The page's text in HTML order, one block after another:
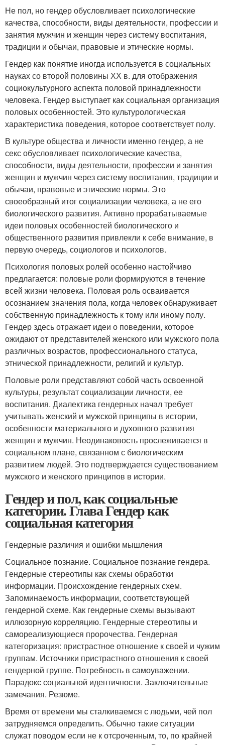
Не пол, но гендер обусловливает психологические
качества, способности, виды деятельности, профессии и
занятия мужчин и женщин через систему воспитания,
традиции и обычаи, правовые и этические нормы.
Гендер как понятие иногда используется в социальных
науках со второй половины ХХ в. для отображения
социокультурного аспекта половой принадлежности
человека. Гендер выступает как социальная организация
половых особенностей. Это культурологическая
характеристика поведения, которое соответствует полу.
В культуре общества и личности именно гендер, а не
секс обусловливает психологические качества,
способности, виды деятельности, профессии и занятия
женщин и мужчин через систему воспитания, традиции и
обычаи, правовые и этические нормы. Это
своеобразный итог социализации человека, а не его
биологического развития. Активно прорабатываемые
идеи половых особенностей биологического и
общественного развития привлекли к себе внимание, в
первую очередь, социологов и психологов.
Психология половых ролей особенно настойчиво
предлагается: половые роли формируются в течение
всей жизни человека. Половая роль осваивается
осознанием значения пола, когда человек обнаруживает
собственную принадлежность к тому или иному полу.
Гендер здесь отражает идеи о поведении, которое
ожидают от представителей женского или мужского пола
различных возрастов, профессионального статуса,
этнической принадлежности, религий и культур.
Половые роли представляют собой часть освоенной
культуры, результат социализации личности, ее
воспитания. Диалектика гендерных начал требует
учитывать женский и мужской принципы в истории,
особенности материального и духовного развития
женщин и мужчин. Неодинаковость прослеживается в
социальном плане, связанном с биологическим
развитием людей. Это подтверждается существованием
мужского и женского принципов в истории.
Гендер и пол, как социальные
категории. Глава Гендер как
социальная категория
Гендерные различия и ошибки мышления
Социальное познание. Социальное познание гендера.
Гендерные стереотипы как схемы обработки
информации. Происхождение гендерных схем.
Запоминаемость информации, соответствующей
гендерной схеме. Как гендерные схемы вызывают
иллюзорную корреляцию. Гендерные стереотипы и
самореализующиеся пророчества. Гендерная
категоризация: пристрастное отношение к своей и чужим
группам. Источники пристрастного отношения к своей
гендерной группе. Потребность в самоуважении.
Парадокс социальной идентичности. Заключительные
замечания. Резюме.
Время от времени мы сталкиваемся с людьми, чей пол
затрудняемся определить. Обычно такие ситуации
служат поводом если не к отсроченным, то, по крайней